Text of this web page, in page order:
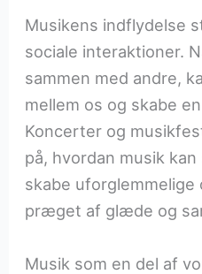
Musikens indflydelse
sociale interaktioner.
sammen med andre,
mellem os og skabe
Koncerter og
på, hvordan musik
skabe
præget af glæde og
Musik som en del af